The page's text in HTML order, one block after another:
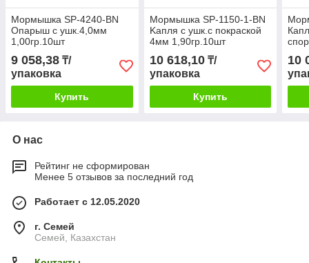
Мормышка SP-4240-BN
Oпарыш с ушк.4,0мм
1,00гр.10шт
9 058,38 ₸/
упаковка
Купить
Мормышка SP-1150-1-BN
Kапля с ушк.с покраской
4мм 1,90гр.10шт
10 618,10₸/
упаковка
Купить
10
О нас
Рейтинг не сформирован
Менее 5 отзывов за последний год
Работает с 12.05.2020
г. Семей
Семей, Казахстан